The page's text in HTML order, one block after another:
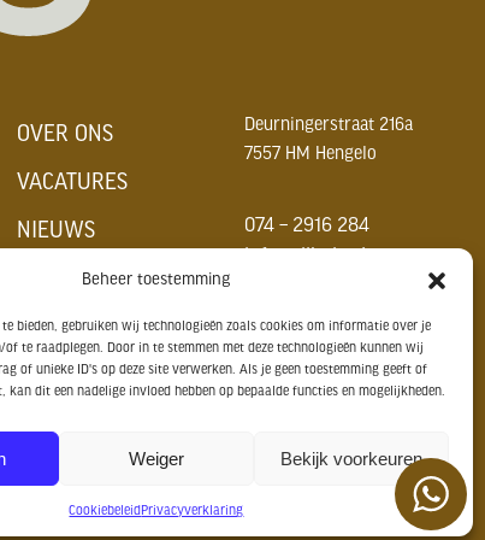
Beheer toestemming
te bieden, gebruiken wij technologieën zoals cookies om informatie over je
te raadplegen. Door in te stemmen met deze technologieën kunnen wij
of unieke ID's op deze site verwerken. Als je geen toestemming geeft of
dit een nadelige invloed hebben op bepaalde functies en mogelijkheden.
Weiger Bekijk voorkeuren
CookiebeleidPrivacyverklaring
OVER ONS
VACATURES
NIEUWS
CONTACT
Deurningerstraat 216a
7557 HM Hengelo
074 – 2916 284
info@tijhuis.nl
© Tijhuis Houtbewerkingsmachines 2026